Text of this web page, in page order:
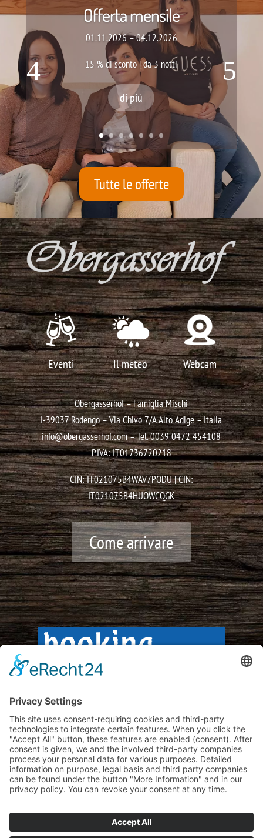
Offerta mensile
01.11.2026 – 04.12.2026
15 % di sconto | da 3 notti
di piú
Tutte le offerte
Eventi Il meteo Webcam
Obergasserhof – Famiglia Mischi
I-39037 Rodengo – Via Chivo 7/AAlto Adige – Italia
info@obergasserhof.com– Tel.0039 0472 454108
P.IVA: IT01736720218
CIN: IT021075B4WAV7PODU | CIN:
IT021075B4HUOWCQGK
Come arrivare
Privacy